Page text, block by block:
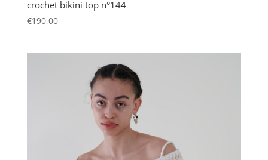
crochet bikini top n°144
€190,00